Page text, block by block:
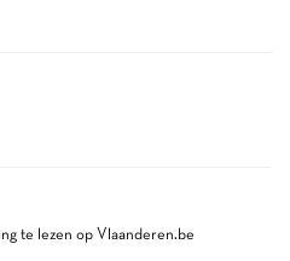
te lezen op Vlaanderen.be